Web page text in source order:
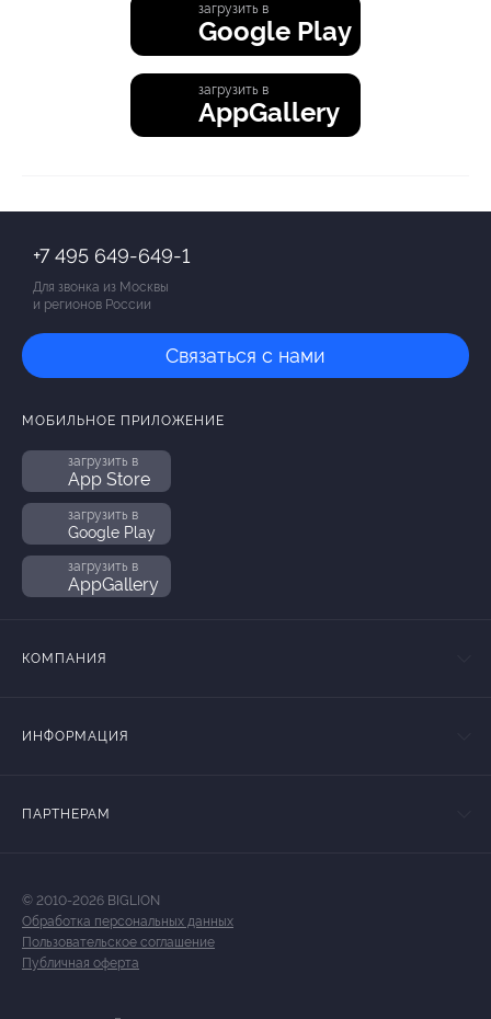
загрузить в
Google Play
загрузить в
AppGallery
+7 495 649-649-1
Для звонка из Москвы
и регионов России
Связаться с нами
МОБИЛЬНОЕ ПРИЛОЖЕНИЕ
загрузить в
App Store
загрузить в
Google Play
загрузить в
AppGallery
КОМПАНИЯ
ИНФОРМАЦИЯ
ПАРТНЕРАМ
© 2010-2026 BIGLION
Обработка персональных данных
Пользовательское соглашение
Публичная оферта